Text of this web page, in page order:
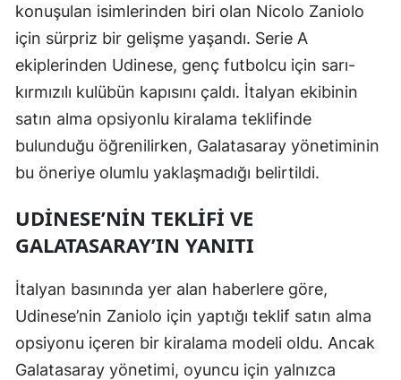
Denizli
Diyarbakır
Edirne
Erzincan
Gaziantep
Giresun
Gümüşhane
konuşulan isimlerinden biri olan Nicolo Zaniolo
için sürpriz bir gelişme yaşandı. Serie A
ekiplerinden Udinese, genç futbolcu için sarı-
kırmızılı kulübün kapısını çaldı. İtalyan ekibinin
satın alma opsiyonlu kiralama teklifinde
bulunduğu öğrenilirken, Galatasaray yönetiminin
bu öneriye olumlu yaklaşmadığı belirtildi.
UDINESE’NIN TEKLIFI VE
GALATASARAY’IN YANITI
İtalyan basınında yer alan haberlere göre,
Udinese’nin Zaniolo için yaptığı teklif satın alma
opsiyonu içeren bir kiralama modeli oldu. Ancak
Galatasaray yönetimi, oyuncu için yalnızca